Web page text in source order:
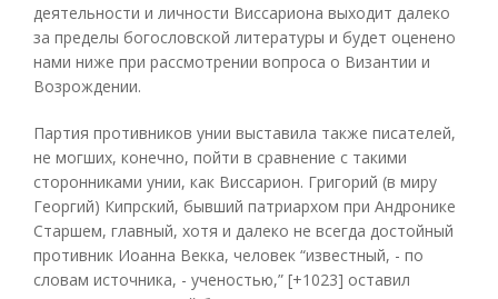
деятельности и личности Виссариона выходит далеко
за пределы богословской литературы и будет оценено
нами ниже при рассмотрении вопроса о Византии и
Возрождении.
Партия противников унии выставила также писателей,
не могших, конечно, пойти в сравнение с такими
сторонниками унии, как Виссарион. Григорий (в миру
Георгий) Кипрский, бывший патриархом при Андронике
Старшем, главный, хотя и далеко не всегда достойный
противник Иоанна Векка, человек “известный, - по
словам источника, - ученостью,” [+1023] оставил